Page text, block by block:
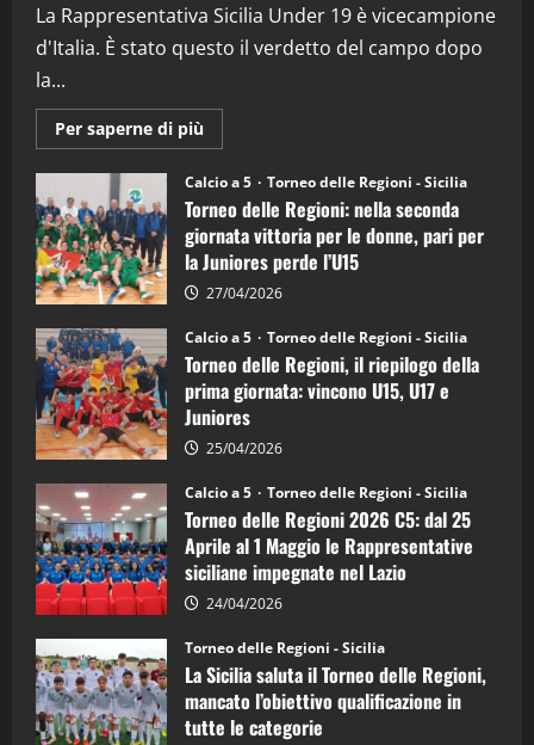
08/04/2026
La Rappresentativa Sicilia Under 19 è vicecampione
d'Italia. È stato questo il verdetto del campo dopo
la...
Per saperne di più
informazioni
Torneo
delle
Regioni
di
calcio
a
5:
la
Juniores
è
vicecampione
d’Italia
Calcio a 5 Torneo delle Regioni - Sicilia
Torneo delle Regioni: nella seconda
giornata vittoria per le donne, pari per
la Juniores perde l’U15
27/04/2026
Calcio a 5 Torneo delle Regioni - Sicilia
Torneo delle Regioni, il riepilogo della
prima giornata: vincono U15, U17 e
Juniores
25/04/2026
Calcio a 5 Torneo delle Regioni - Sicilia
Torneo delle Regioni 2026 C5: dal 25
Aprile al 1 Maggio le Rappresentative
siciliane impegnate nel Lazio
24/04/2026
Torneo delle Regioni - Sicilia
La Sicilia saluta il Torneo delle Regioni,
mancato l’obiettivo qualificazione in
tutte le categorie